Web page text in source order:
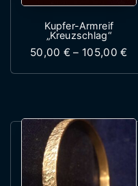
Kupfer-Armreif
„Kreuzschlag“
50,00€ – 105,00€
Dieses